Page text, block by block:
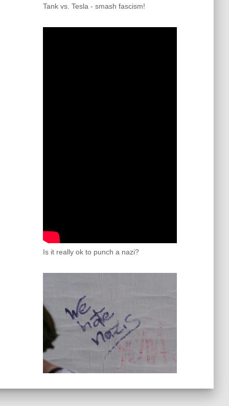
Tank vs. Tesla - smash fascism!
Is it really ok to punch a nazi?